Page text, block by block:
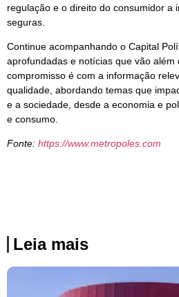
regulação e o direito do consumidor a
seguras.
Continue acompanhando o Capital
aprofundadas e notícias que vão além
compromisso é com a informação
qualidade, abordando temas que
e a sociedade, desde a economia e
e consumo.
Fonte: https://www.metropoles.com
Leia mais